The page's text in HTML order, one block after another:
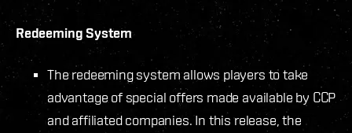
Redeeming System
The redeeming system allows players to take
advantage of special offers made available by CCP
and affiliated companies. In this release, the